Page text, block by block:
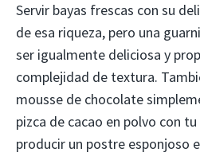
Servir bayas frescas con su
de esa riqueza, pero una
ser igualmente deliciosa y
complejidad de textura.
mousse de chocolate
pizca de cacao en polvo con
producir un postre esponjoso